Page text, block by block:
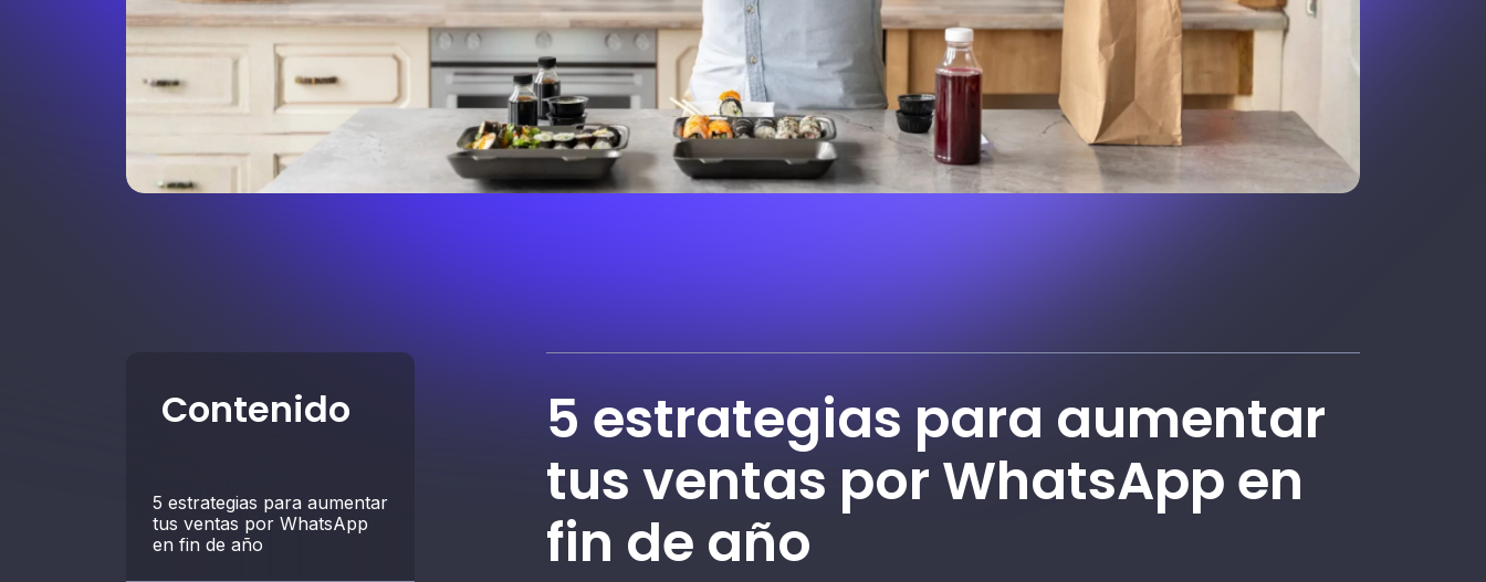
5 estrategias para aumentar
tus ventas por WhatsApp en
fin de año
Contenido
5 estrategias para aumentar
tus ventas por WhatsApp
en fin de año